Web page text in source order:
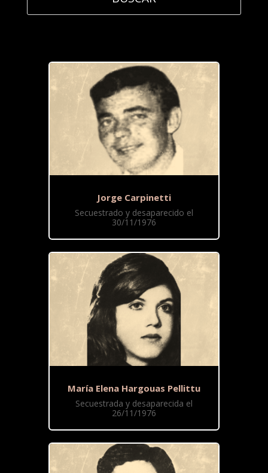
Jorge Carpinetti
Secuestrado y desaparecido el
30/11/1976
María Elena Hargouas Pellittu
Secuestrada y desaparecida el
26/11/1976